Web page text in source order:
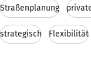
Straßenplanung
strategisch Flexibilität